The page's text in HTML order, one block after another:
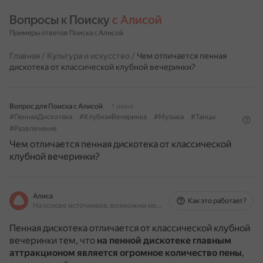
Вопросы к Поиску с Алисой
Примеры ответов Поиска с Алисой
Главная / Культура и искусство / Чем отличается пенная
дискотека от классической клубной вечеринки?
Вопрос для Поиска с Алисой
1 июня
#ПеннаяДискотека
#КлубнаяВечеринка #Музыка
#Танцы
#Развлечение
Чем отличается пенная дискотека от классической
клубной вечеринки?
Алиса
На основе источников, возможны неточности
Как это работает?
Пенная дискотека отличается от классической клубной
вечеринки тем, что на пенной дискотеке главным
аттракционом является огромное количество пены,